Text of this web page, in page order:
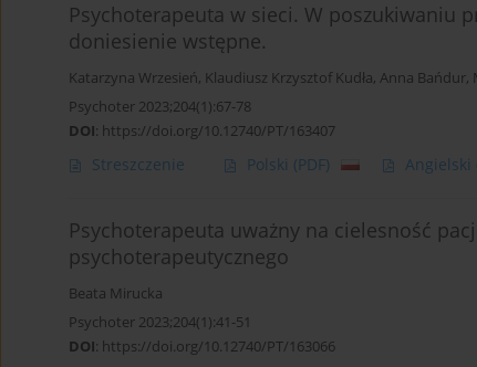
Psychoterapeuta w sieci. W poszukiwaniu
doniesienie wstępne.
Katarzyna Wrzesień, Klaudiusz Krzysztof Kudła, Anna Bańdur,
Psychoter 2023;204(1):67-78
DOI: https://doi.org/10.12740/PT/163407
Streszczenie Polski (PDF) Angielski
Psychoterapeuta uważny na cielesność
psychoterapeutycznego
Beata Mirucka
Psychoter 2023;204(1):41-51
DOI: https://doi.org/10.12740/PT/163066